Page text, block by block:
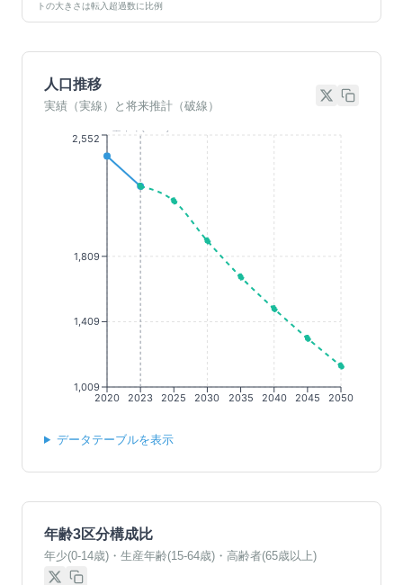
トの大きさは転入超過数に比例
人口推移
実績（実線）と将来推計（破線）
2020 2023 2025 2030 2035 2040 2045 2050
1,009
1,409
1,809
2,552
データテーブルを表示
年齢3区分構成比
年少(0-14歳)・生産年齢(15-64歳)・高齢者(65歳以上)